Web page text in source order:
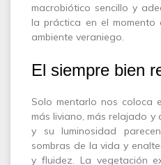
macrobiótico sencillo y
la práctica en el momento
ambiente veraniego.
El siempre bien
Solo mentarlo nos coloca
más liviano, más relajado y
y su luminosidad
sombras de la vida y
y fluidez. La vegetación